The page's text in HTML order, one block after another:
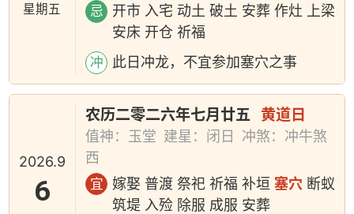
星期五 忌
开市 入宅 动土 破土 安葬 作灶 上梁
安床 开仓 祈福
冲 此日冲龙，不宜参加塞穴之事
2026.9
6
农历二零二六年七月廿五 黄道日
值神：玉堂 建星：闭日
冲煞：冲牛煞
西
宜 嫁娶 普渡 祭祀 祈福 补垣塞穴 断蚁
筑堤 入殓 除服 成服 安葬